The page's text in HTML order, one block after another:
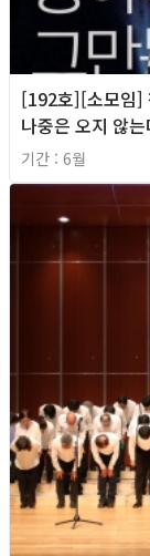
[192호][소모임]
나중은 오지 않
기간 : 6월